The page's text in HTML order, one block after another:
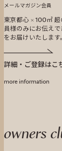
メールマガジン会員
東京都心 × 100㎡
員様のみにお伝え
をお届けいたします
詳細・ご登録はこ
more information
owners